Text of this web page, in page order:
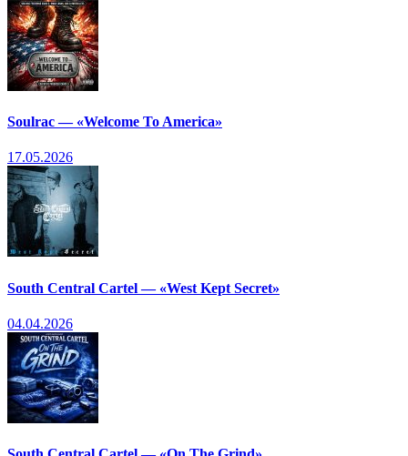
Soulrac — «Welcome To America»
17.05.2026
South Central Cartel — «West Kept Secret»
04.04.2026